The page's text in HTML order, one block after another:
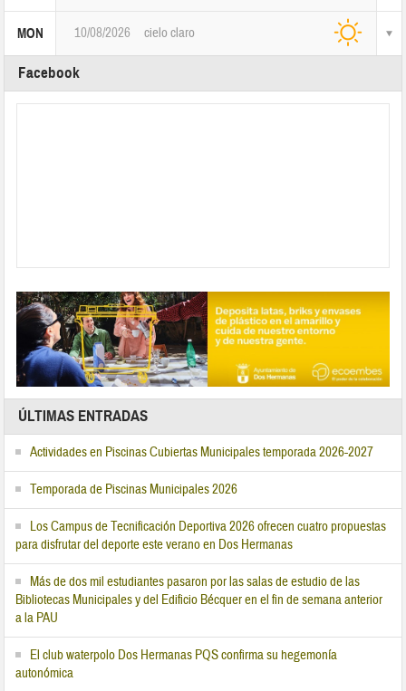
MON 10/08/2026 cielo claro
Facebook
ÚLTIMAS ENTRADAS
Actividades en Piscinas Cubiertas Municipales temporada 2026-2027
Temporada de Piscinas Municipales 2026
Los Campus de Tecnificación Deportiva 2026 ofrecen cuatro propuestas
para disfrutar del deporte este verano en Dos Hermanas
Más de dos mil estudiantes pasaron por las salas de estudio de las
Bibliotecas Municipales y del Edificio Bécquer en el fin de semana anterior
a la PAU
El club waterpolo Dos Hermanas PQS confirma su hegemonía
autonómica